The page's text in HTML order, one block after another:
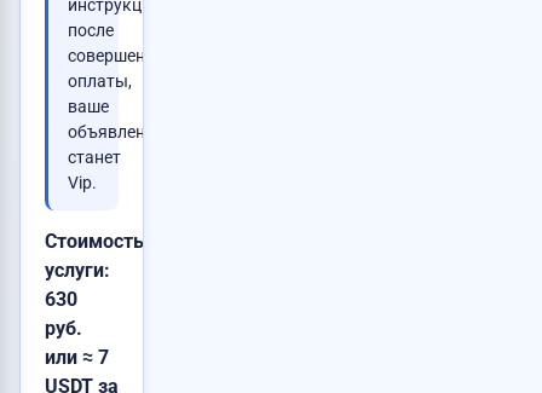
инструкциям,
после
совершения
оплаты,
ваше
объявление
станет
Vip.
Стоимость
услуги:
630
руб.
или ≈ 7
USDT за